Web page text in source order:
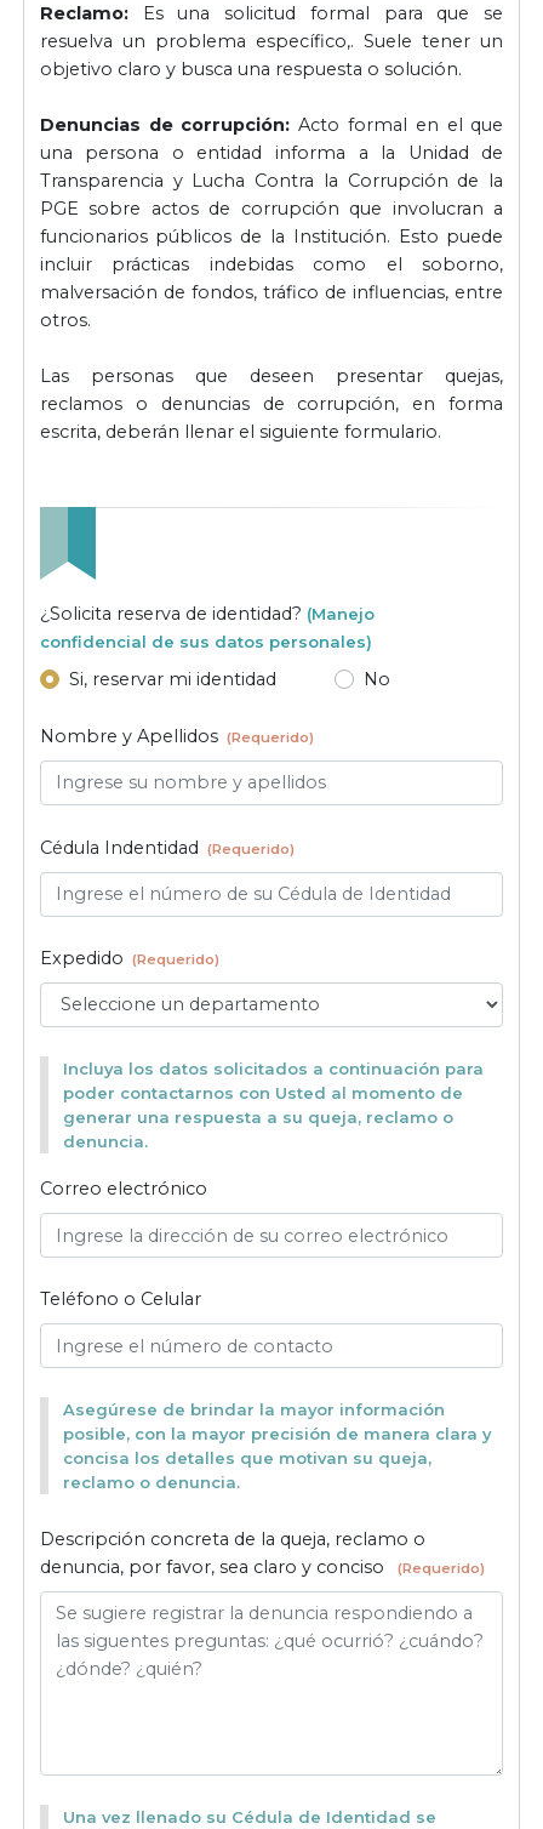
Reclamo:Es una solicitud formal para que se
resuelva un problema específico,. Suele tener un
objetivo claro y busca una respuesta o solución.
Denuncias de corrupción: Acto formal en el que
una persona o entidad informa a la Unidad de
Transparencia y Lucha Contra la Corrupción de la
PGE sobre actos de corrupción que involucran a
funcionarios públicos de la Institución. Esto puede
incluir prácticas indebidas como el soborno,
malversación de fondos, tráfico de influencias, entre
otros.
Las personas que deseen presentar quejas,
reclamos o denuncias de corrupción, en forma
escrita, deberán llenar el siguiente formulario.
¿Solicita reserva de identidad? (Manejo
confidencial de sus datos personales)
Si, reservar mi identidad No
Nombre y Apellidos (Requerido)
Cédula Indentidad (Requerido)
Expedido (Requerido)
Incluya los datos solicitados a continuación para
poder contactarnos con Usted al momento de
generar una respuesta a su queja, reclamo o
denuncia.
Correo electrónico
Teléfono o Celular
Asegúrese de brindar la mayor información
posible, con la mayor precisión de manera clara y
concisa los detalles que motivan su queja,
reclamo o denuncia.
Descripción concreta de la queja, reclamo o
denuncia, por favor, sea claro y conciso
(Requerido)
Una vez llenado su Cédula de Identidad se